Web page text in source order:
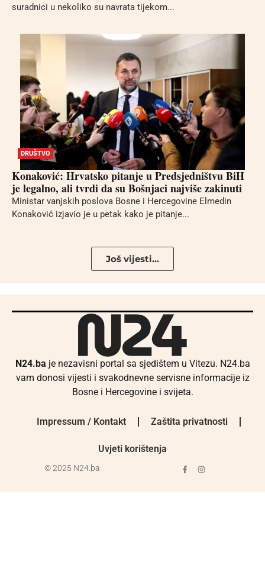
suradnici u nekoliko su navrata tijekom...
DRUŠTVO
Konaković: Hrvatsko pitanje u Predsjedništvu BiH
je legalno, ali tvrdi da su Bošnjaci najviše zakinuti
Ministar vanjskih poslova Bosne i Hercegovine Elmedin
Konaković izjavio je u petak kako je pitanje...
Još vijesti...
N24.ba je nezavisni portal sa sjedištem u Vitezu. N24.ba
vam donosi vijesti i svakodnevne servisne informacije iz
Bosne i Hercegovine i svijeta.
Impressum / Kontakt Zaštita privatnosti
Uvjeti korištenja
© 2025 N24.ba